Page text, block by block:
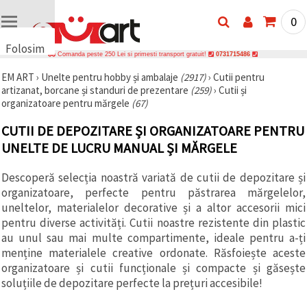
Folosim
uri
🍪 Folosim
cookie-uri
tehnologii
similare
pentru a
funcționarea
corectă a
site-ului,
pentru a vă
îmbunătăți
experiența
și, cu
acordul
dumneavoastră,
pentru a
analiza
0
Comanda peste 250 Lei si primesti transport gratuit! 0731715486
EM ART › Unelte pentru hobby și ambalaje (2917)› Cutii pentru
artizanat, borcane și standuri de prezentare (259)› Cutii și
organizatoare pentru mărgele (67)
CUTII DE DEPOZITARE ȘI ORGANIZATOARE PENTRU
UNELTE DE LUCRU MANUAL ȘI MĂRGELE
Descoperă selecția noastră variată de cutii de depozitare și
organizatoare, perfecte pentru păstrarea mărgelelor,
uneltelor, materialelor decorative și a altor accesorii mici
pentru diverse activități. Cutii noastre rezistente din plastic
au unul sau mai multe compartimente, ideale pentru a-ți
menține materialele creative ordonate. Răsfoiește aceste
organizatoare și cutii funcționale și compacte și găsește
soluțiile de depozitare perfecte la prețuri accesibile!